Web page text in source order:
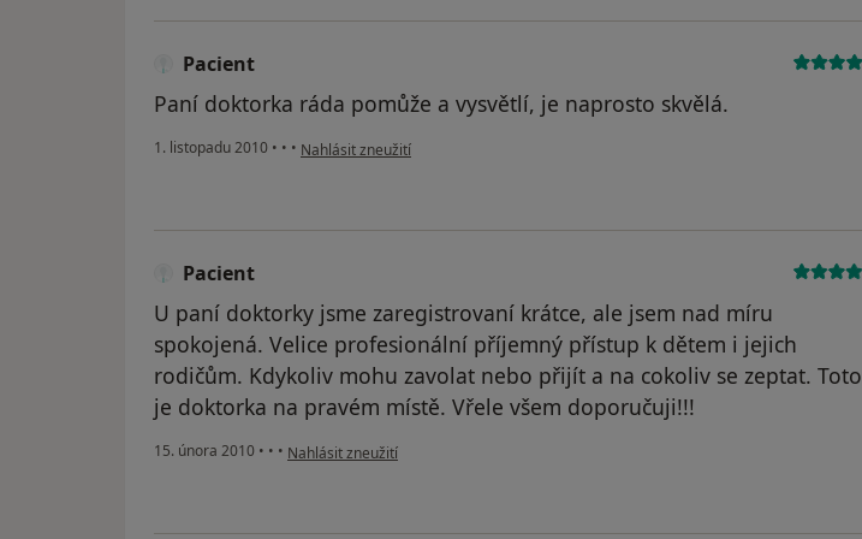
Pacient
Paní doktorka ráda pomůže a vysvětlí, je naprosto skvělá.
1. listopadu 2010 • • • podle názoru uživatele Pacient
Nahlásit zneužití
Pacient
U paní doktorky jsme zaregistrovaní krátce, ale jsem nad míru
spokojená. Velice profesionální příjemný přístup k dětem i jejich
rodičům. Kdykoliv mohu zavolat nebo přijít a na cokoliv se zeptat. Toto
je doktorka na pravém místě. Vřele všem doporučuji!!!
15. února 2010 • • • podle názoru uživatele Pacient
Nahlásit zneužití